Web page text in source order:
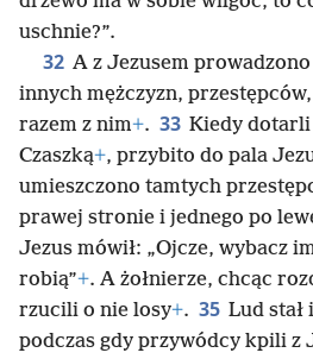
uschnie?”.
32 A z Jezusem
innych mężczyzn,
razem z nim+. 33 Kiedy dotarli
Czaszką+, przybito do pala
umieszczono tamtych
prawej stronie i jednego po
Jezus mówił: „Ojcze, wybacz
robią”+. A żołnierze, chcąc
rzucili o nie losy+. 35 Lud stał
podczas gdy przywódcy kpili z